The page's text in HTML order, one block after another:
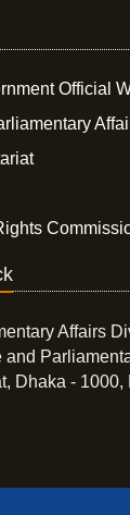
Official
Affairs
and
Dhaka - 1000,